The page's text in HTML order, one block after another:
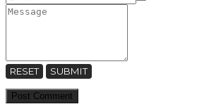
RESET SUBMIT